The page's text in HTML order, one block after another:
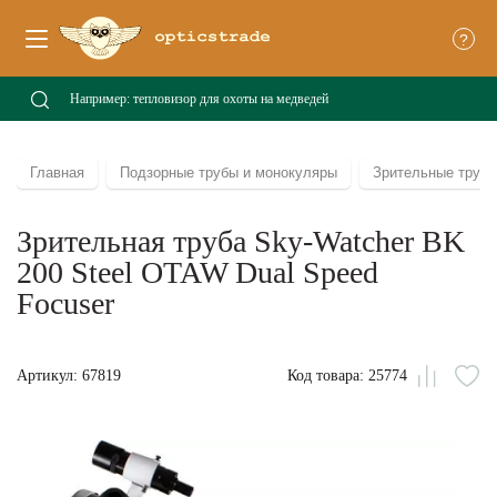
?
Главная Подзорные трубы и монокуляры Зрительные трубы
Зрительная труба Sky-Watcher BK
200 Steel OTAW Dual Speed
Focuser
Артикул: 67819 Код товара: 25774